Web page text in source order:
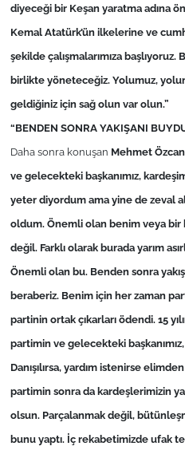
diyeceği bir Keşan yaratma adına
Kemal Atatürk’ün ilkelerine ve
şekilde çalışmalarımıza başlıyoruz.
birlikte yöneteceğiz. Yolumuz,
geldiğiniz için sağ olun var olun.”
“BENDEN SONRA YAKIŞANI
Daha sonra konuşan Mehmet Özcan,
ve gelecekteki başkanımız,
yeter diyordum ama yine de zeval
oldum. Önemli olan benim veya bir
değil. Farklı olarak burada yarım
Önemli olan bu. Benden sonra
beraberiz. Benim için her zaman
partinin ortak çıkarları ödendi. 15
partimin ve gelecekteki
Danışılırsa, yardım istenirse
partimin sonra da kardeşlerimizin
olsun. Parçalanmak değil,
bunu yaptı. İç rekabetimizde ufak
English News
Canlı Maç
Finans
Gündem-Eğitim